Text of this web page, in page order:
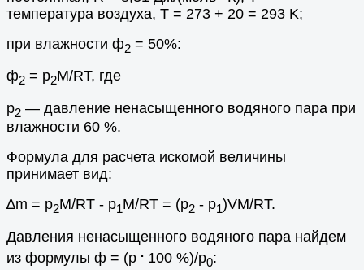
температура воздуха, T = 273 + 20 = 293 K;
при влажности ф2 = 50%:
ф2 = p2M/RT, где
p2 — давление ненасыщенного водяного пара при
влажности 60 %.
Формула для расчета искомой величины
принимает вид:
∆m = p2M/RT - p1M/RT = (p2 - p1)VM/RT.
Давления ненасыщенного водяного пара найдем
из формулы ф = (p . 100 %)/p0: